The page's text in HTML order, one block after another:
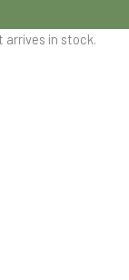
arrives in stock.